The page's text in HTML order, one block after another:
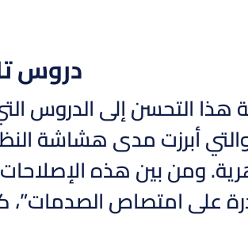
دروس
هذا التحسن إلى الدروس
والتي أبرزت مدى هشاشة
ومن بين هذه الإصلاحات،
على امتصاص الصدمات”،